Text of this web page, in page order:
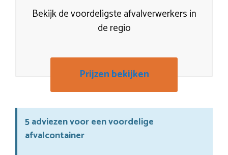
Bekijk de voordeligste afvalverwerkers in
de regio
Prijzen bekijken
5 adviezen voor een voordelige
afvalcontainer